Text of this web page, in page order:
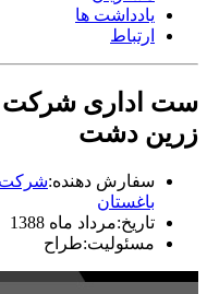
یادداشت ها
ارتباط
ست اداری شرکت
زرین دشت
سفارش دهنده:شرکت
باغستان
تاریخ:مرداد ماه 1388
مسئولیت:طراح